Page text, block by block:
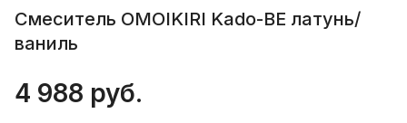
Смеситель OMOIKIRI Kado-BE латунь/
ваниль
4 988 руб.